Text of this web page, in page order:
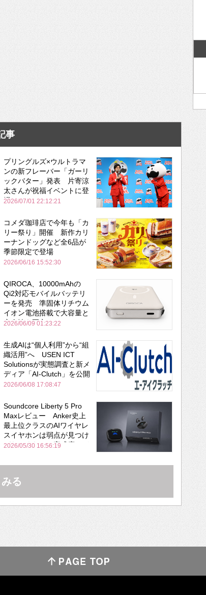
事
プリングルズ×ウルトラマ
ンの新フレーバー「ガーリ
ックバター」発表 片寄涼
太さんが祝福イベントに登
場
2026/07/01 22:12:21
コメダ珈琲店で今年も「カ
リー祭り」開催 新作カリ
ーナンドッグなど全6品が
季節限定で登場
2026/06/16 15:52:30
QIROCA、10000mAhの
Qi2対応モバイルバッテリ
ーを発売 準固体リチウム
イオン電池搭載で大容量と
安全性を両立
2026/06/09 01:23:22
生成AIは“個人利用”から“組
織活用”へ USEN ICT
Solutionsが実態調査と新メ
ディア「AI-Clutch」を公開
2026/06/08 17:08:47
Soundcore Liberty 5 Pro
Maxレビュー Anker史上
最上位クラスのAIワイヤレ
スイヤホンは弱点が見つけ
づらいくらいの完成度にび
Bose並み
2026/05/30 16:56:19
る